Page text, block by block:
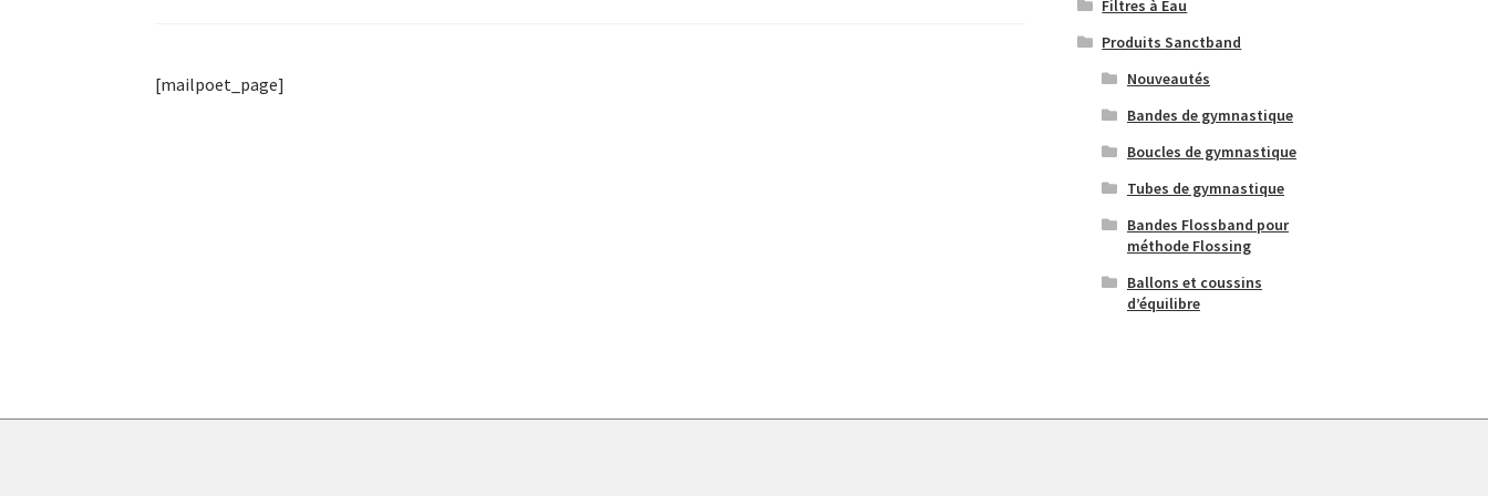
[mailpoet_page]
Filtres à Eau
Produits Sanctband
Nouveautés
Bandes de gymnastique
Boucles de gymnastique
Tubes de gymnastique
Bandes Flossband pour
méthode Flossing
Ballons et coussins
d’équilibre